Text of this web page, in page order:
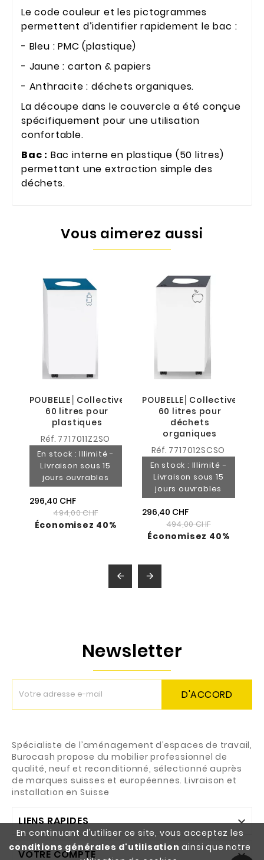
En continuant d'utiliser ce site, vous acceptez les
conditions générales d'utilisation ainsi que notre
Le code couleur et les pictogrammes
permettent d’identifier rapidement le bac :
- Bleu : PMC (plastique)
- Jaune : carton & papiers
- Anthracite : déchets organiques.
La découpe dans le couvercle a été conçue
spécifiquement pour une utilisation
confortable.
Bac : Bac interne en plastique (50 litres)
permettant une extraction simple des
déchets.
Vous aimerez aussi
POUBELLE│Collective
60 litres pour
plastiques
Réf. 7717011Z2SO
En stock : Illimité -
Livraison sous 15
jours ouvrables
296,40 CHF
494,00 CHF
Économisez 40%
POUBELLE│Collective
60 litres pour
déchets
organiques
Réf. 7717012SCSO
En stock : Illimité -
Livraison sous 15
jours ouvrables
296,40 CHF
494,00 CHF
Économisez 40%
 
Newsletter
D'ACCORD
Spécialiste de l’aménagement d’espaces de travail,
Burocash propose du mobilier professionnel de
qualité, neuf et reconditionné, sélectionné auprès
de marques suisses et européennes. Livraison et
installation en Suisse
LIENS RAPIDES 
VOTRE COMPTE 